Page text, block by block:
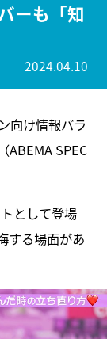
ーも「知
2024.04.10
向け情報バラ
（ABEMA SPEC
として登場
する場面があ